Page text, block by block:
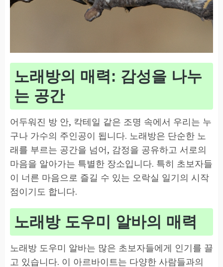
노래방의 매력: 감성을 나누
는 공간
어두워진 방 안, 칵테일 같은 조명 속에서 우리는 누
구나 가수의 주인공이 됩니다. 노래방은 단순한 노
래를 부르는 공간을 넘어, 감정을 공유하고 서로의
마음을 알아가는 특별한 장소입니다. 특히 초보자들
이 너른 마음으로 즐길 수 있는 오락실 일기의 시작
점이기도 합니다.
노래방 도우미 알바의 매력
노래방 도우미 알바는 많은 초보자들에게 인기를 끌
고 있습니다. 이 아르바이트는 다양한 사람들과의